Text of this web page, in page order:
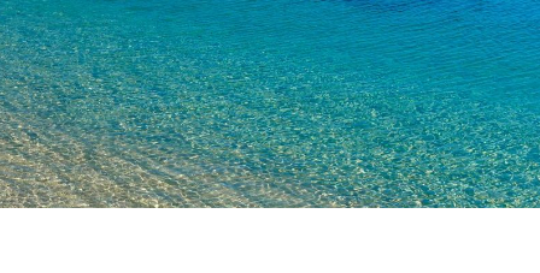
visitar nuestraPolítica de Cookies.
Configurar Rechazar Aceptar todas